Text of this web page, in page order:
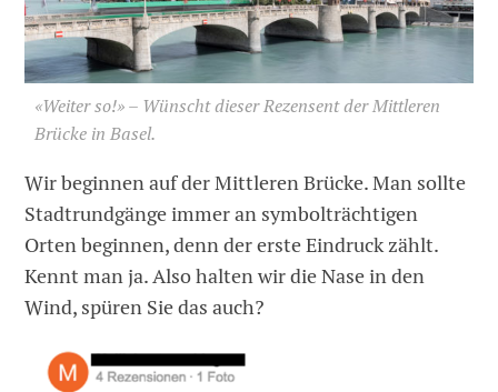
«Weiter so!» – Wünscht dieser Rezensent der Mittleren
Brücke in Basel.
Wir beginnen auf der Mittleren Brücke. Man sollte
Stadtrundgänge immer an symbolträchtigen
Orten beginnen, denn der erste Eindruck zählt.
Kennt man ja. Also halten wir die Nase in den
Wind, spüren Sie das auch?